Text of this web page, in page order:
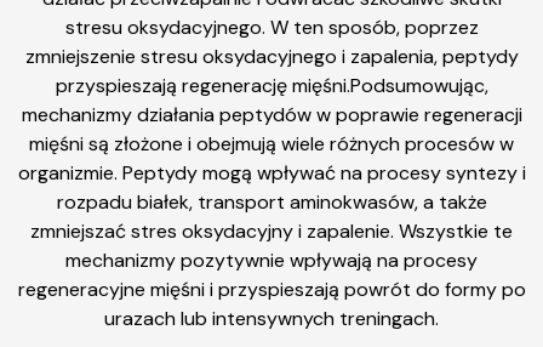
stresu oksydacyjnego. W ten sposób, poprzez
zmniejszenie stresu oksydacyjnego i zapalenia, peptydy
przyspieszają regenerację mięśni.Podsumowując,
mechanizmy działania peptydów w poprawie regeneracji
mięśni są złożone i obejmują wiele różnych procesów w
organizmie. Peptydy mogą wpływać na procesy syntezy i
rozpadu białek, transport aminokwasów, a także
zmniejszać stres oksydacyjny i zapalenie. Wszystkie te
mechanizmy pozytywnie wpływają na procesy
regeneracyjne mięśni i przyspieszają powrót do formy po
urazach lub intensywnych treningach.